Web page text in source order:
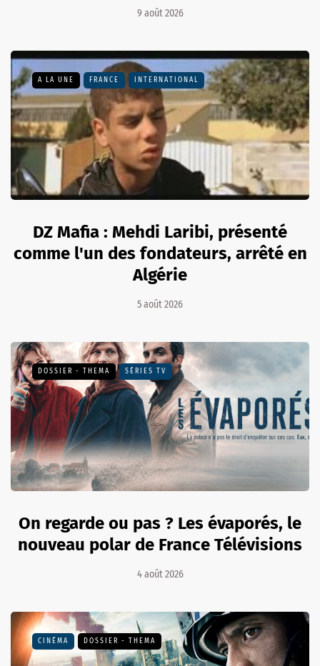
9 août 2026
A LA UNE FRANCE INTERNATIONAL
DZ Mafia : Mehdi Laribi, présenté
comme l'un des fondateurs, arrêté en
Algérie
5 août 2026
DOSSIER - THEMA SÉRIES TV
On regarde ou pas ? Les évaporés, le
nouveau polar de France Télévisions
4 août 2026
CINÉMA DOSSIER - THEMA